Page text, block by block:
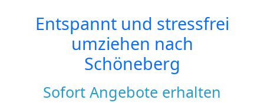
Entspannt und stressfrei
umziehen nach
Schöneberg
Sofort Angebote erhalten